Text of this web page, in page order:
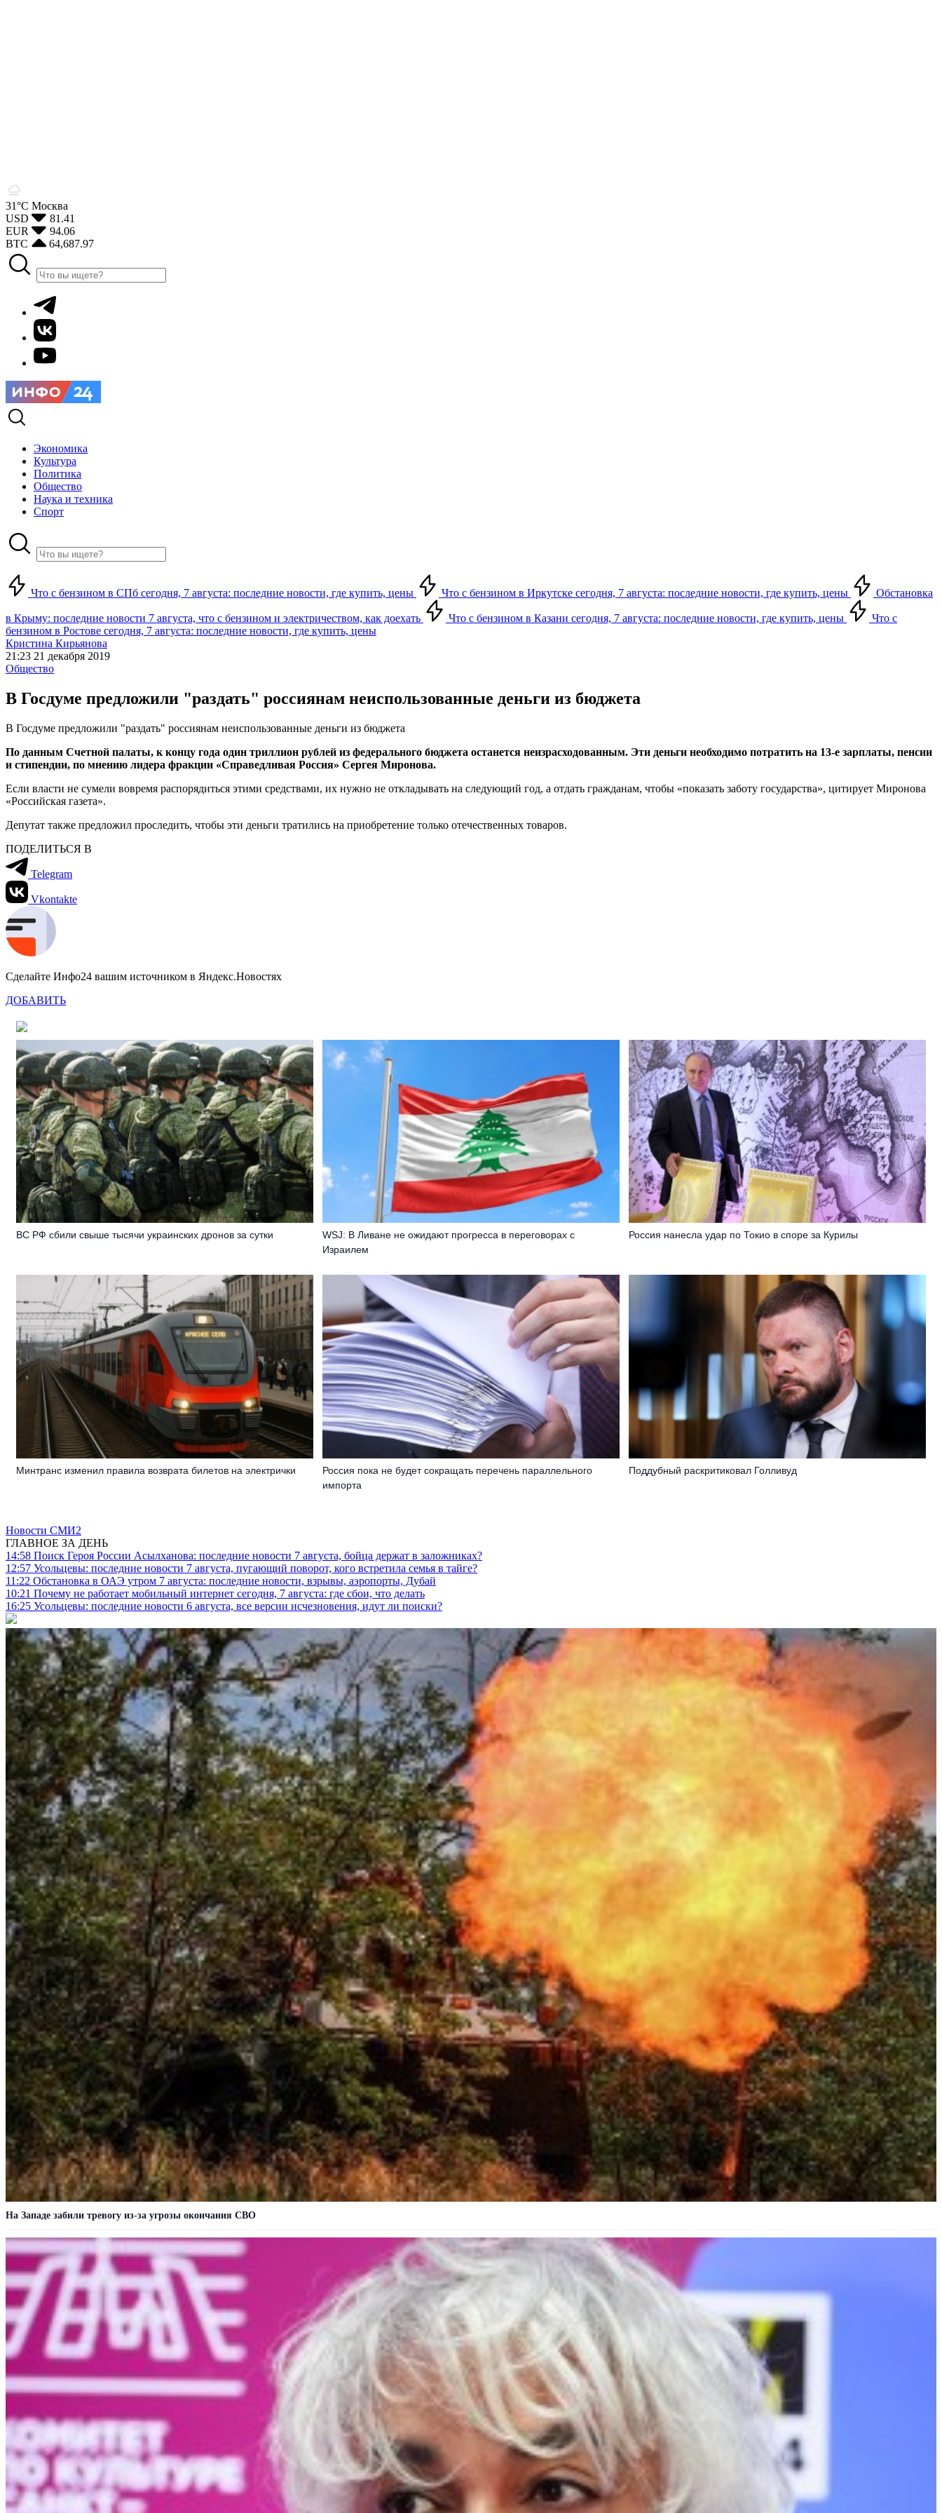
31°С Москва
USD
81.41
EUR
94.06
BTC
64,687.97
Экономика
Культура
Политика
Общество
Наука и техника
Спорт
Что с бензином в СПб сегодня, 7 августа: последние новости, где купить, цены Что с бензином в Иркутске сегодня, 7 августа: последние новости, где купить, цены Обстановка
в Крыму: последние новости 7 августа, что с бензином и электричеством, как доехать Что с бензином в Казани сегодня, 7 августа: последние новости, где купить, цены
Что с
бензином в Ростове сегодня, 7 августа: последние новости, где купить, цены
Кристина Кирьянова
21:23 21 декабря 2019
Общество
В Госдуме предложили "раздать" россиянам неиспользованные деньги из бюджета
В Госдуме предложили "раздать" россиянам неиспользованные деньги из бюджета
По данным Счетной палаты, к концу года один триллион рублей из федерального бюджета останется неизрасходованным. Эти деньги необходимо потратить на 13-е зарплаты, пенсии
и стипендии, по мнению лидера фракции «Справедливая Россия» Сергея Миронова.
Если власти не сумели вовремя распорядиться этими средствами, их нужно не откладывать на следующий год, а отдать гражданам, чтобы «показать заботу государства», цитирует Миронова
«Российская газета».
Депутат также предложил проследить, чтобы эти деньги тратились на приобретение только отечественных товаров.
ПОДЕЛИТЬСЯ В
Telegram
Vkontakte
Сделайте Инфо24 вашим источником в Яндекс.Новостях
ДОБАВИТЬ
ВС РФ сбили свыше тысячи украинских дронов за сутки
WSJ: В Ливане не ожидают прогресса в переговорах с
Израилем
Россия нанесла удар по Токио в споре за Курилы
Минтранс изменил правила возврата билетов на электрички
Россия пока не будет сокращать перечень параллельного
импорта
Поддубный раскритиковал Голливуд
Новости СМИ2
ГЛАВНОЕ ЗА ДЕНЬ
14:58 Поиск Героя России Асылханова: последние новости 7 августа, бойца держат в заложниках?
12:57 Усольцевы: последние новости 7 августа, пугающий поворот, кого встретила семья в тайге?
11:22 Обстановка в ОАЭ утром 7 августа: последние новости, взрывы, аэропорты, Дубай
10:21 Почему не работает мобильный интернет сегодня, 7 августа: где сбои, что делать
16:25 Усольцевы: последние новости 6 августа, все версии исчезновения, идут ли поиски?
На Западе забили тревогу из-за угрозы окончания СВО